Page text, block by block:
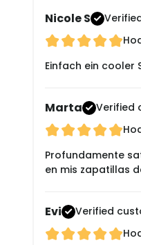
Nicole S
Einfach ein cooler
Marta
Verified
Profundamente
en mis zapatillas
Evi
Verified